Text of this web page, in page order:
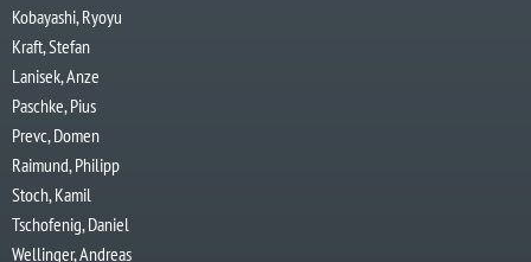
Kobayashi, Ryoyu
Kraft, Stefan
Lanisek, Anze
Paschke, Pius
Prevc, Domen
Raimund, Philipp
Stoch, Kamil
Tschofenig, Daniel
Wellinger, Andreas